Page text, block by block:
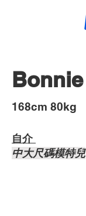
Bonnie
​168cm 80kg
自介 ​
中大尺碼模特兒